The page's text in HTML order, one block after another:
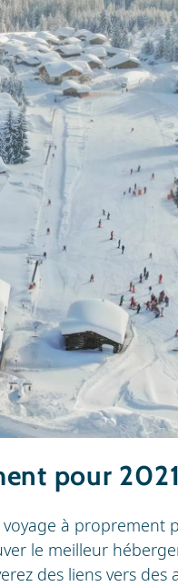
pour
à proprement
le meilleur
des liens vers des